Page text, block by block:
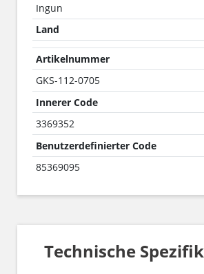
Ingun
Land
Artikelnummer
GKS-112-0705
Innerer Code
3369352
Benutzerdefinierter Code
85369095
Technische